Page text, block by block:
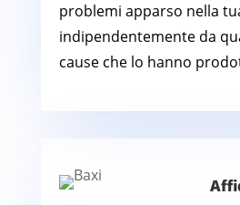
problemi apparso nella
indipendentemente da
cause che lo hanno